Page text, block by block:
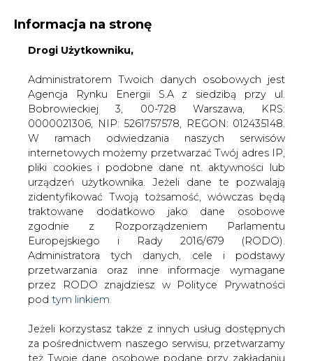
KONTAKT:
WYDAWCA PORTALU:
WYSOKI KONTRAST A A
ZALOGUJ SIĘ
WŁĄCZ CIRE.TV
Informacja na stronę
Drogi Użytkowniku,
Administratorem Twoich danych osobowych jest
Agencja Rynku Energii S.A z siedzibą przy ul.
Bobrowieckiej 3, 00-728 Warszawa, KRS:
0000021306, NIP: 5261757578, REGON: 012435148.
W ramach odwiedzania naszych serwisów
internetowych możemy przetwarzać Twój adres IP,
pliki cookies i podobne dane nt. aktywności lub
urządzeń użytkownika. Jeżeli dane te pozwalają
zidentyfikować Twoją tożsamość, wówczas będą
traktowane dodatkowo jako dane osobowe
zgodnie z Rozporządzeniem Parlamentu
Europejskiego i Rady 2016/679 (RODO).
Administratora tych danych, cele i podstawy
przetwarzania oraz inne informacje wymagane
przez RODO znajdziesz w Polityce Prywatności
pod tym linkiem.
Jeżeli korzystasz także z innych usług dostępnych
za pośrednictwem naszego serwisu, przetwarzamy
też Twoje dane osobowe podane przy zakładaniu